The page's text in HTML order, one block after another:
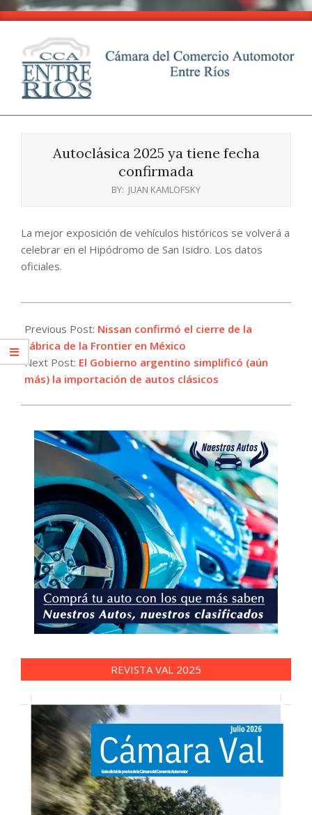
Skip
content
CCA
EntreAutoclásica 2025 ya tiene fecha
confirmada
BY: JUAN KAMLOFSKY
La mejor exposición de vehículos históricos se volverá a
celebrar en el Hipódromo de San Isidro. Los datos
oficiales.
07-
30
Previous Post: Nissan confirmó el cierre de la
fábrica de la Frontier en México
Next Post: El Gobierno argentino simplificó (aún
más) la importación de autos clásicos
REVISTA VAL 2025